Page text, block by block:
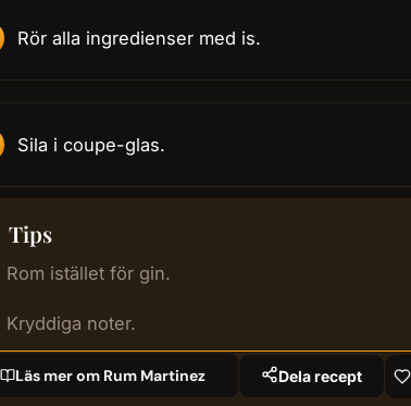
Rör alla ingredienser med is.
Sila i coupe-glas.
Tips
Rom istället för gin.
Kryddiga noter.
Läs mer om Rum Martinez Dela recept